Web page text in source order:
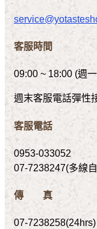
客服時間
09:00 ~ 18:00 (週
週末客服電話彈性
客服電話
0953-033052
07-7238247(多線
傳 真
07-7238258(24hrs)